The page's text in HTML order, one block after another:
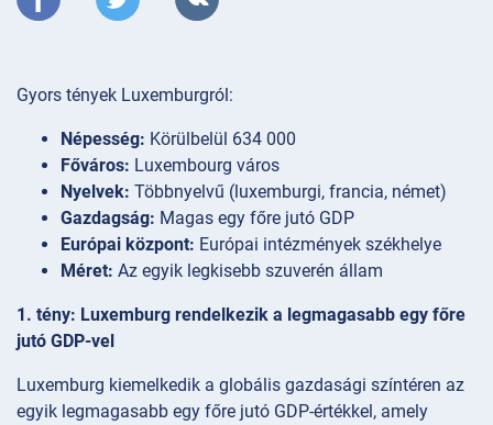
Gyors tények Luxemburgról:
Népesség: Körülbelül 634 000
Főváros: Luxembourg város
Nyelvek: Többnyelvű (luxemburgi, francia, német)
Gazdagság: Magas egy főre jutó GDP
Európai központ: Európai intézmények székhelye
Méret: Az egyik legkisebb szuverén állam
1. tény: Luxemburg rendelkezik a legmagasabb egy főre
jutó GDP-vel
Luxemburg kiemelkedik a globális gazdasági színtéren az
egyik legmagasabb egy főre jutó GDP-értékkel, amely